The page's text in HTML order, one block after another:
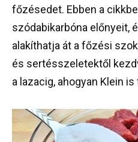
főzésedet. Ebben a
szódabikarbóna előnyeit,
alakíthatja át a főzési
és sertésszeletektől
a lazacig, ahogyan Klein